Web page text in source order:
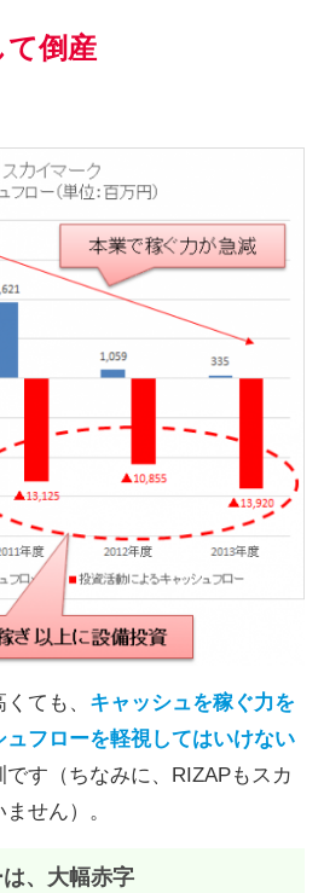
て倒産
ても、 キャッシュを稼ぐ力を
ュフローを軽視してはいけない
す（ちなみに、RIZAPもスカ
せん）。
、大幅赤字